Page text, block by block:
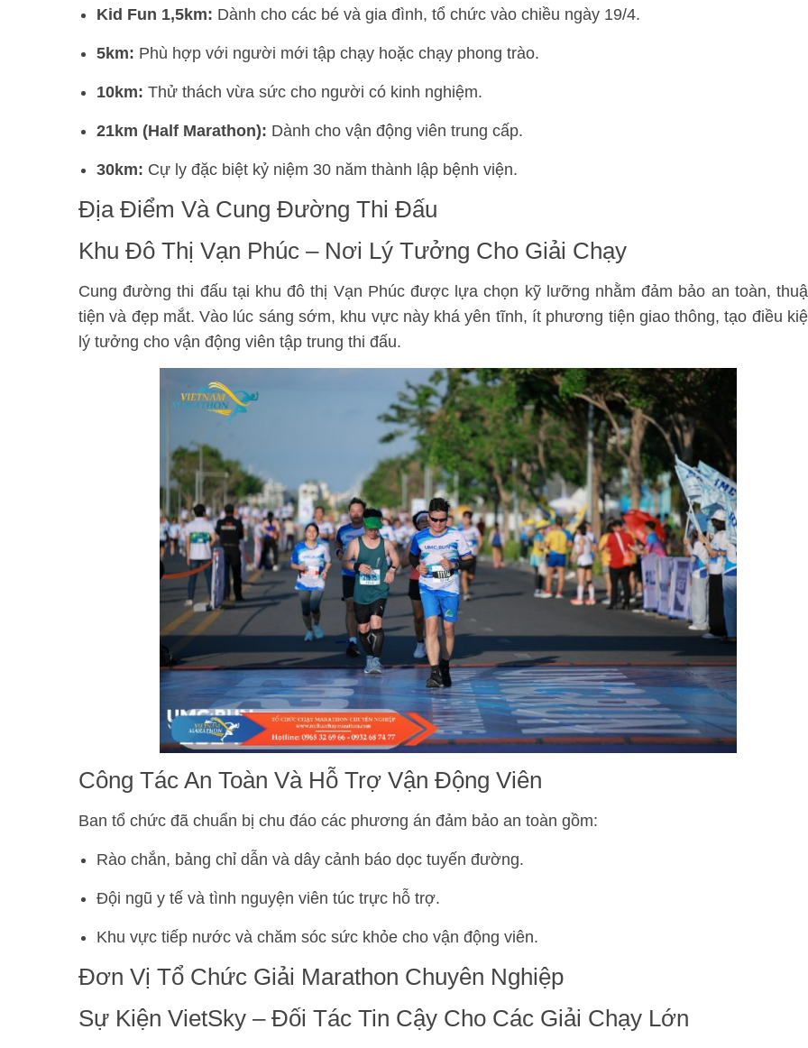
Kid Fun 1,5km: Dành cho các bé và gia đình, tổ chức vào chiều ngày 19/4.
5km: Phù hợp với người mới tập chạy hoặc chạy phong trào.
10km: Thử thách vừa sức cho người có kinh nghiệm.
21km (Half Marathon): Dành cho vận động viên trung cấp.
30km: Cự ly đặc biệt kỷ niệm 30 năm thành lập bệnh viện.
Địa Điểm Và Cung Đường Thi Đấu
Khu Đô Thị Vạn Phúc – Nơi Lý Tưởng Cho Giải Chạy
Cung đường thi đấu tại khu đô thị Vạn Phúc được lựa chọn kỹ lưỡng nhằm đảm bảo an toàn,
tiện và đẹp mắt. Vào lúc sáng sớm, khu vực này khá yên tĩnh, ít phương tiện giao thông, tạo điều
lý tưởng cho vận động viên tập trung thi đấu.
Công Tác An Toàn Và Hỗ Trợ Vận Động Viên
Ban tổ chức đã chuẩn bị chu đáo các phương án đảm bảo an toàn gồm:
Rào chắn, bảng chỉ dẫn và dây cảnh báo dọc tuyến đường.
Đội ngũ y tế và tình nguyện viên túc trực hỗ trợ.
Khu vực tiếp nước và chăm sóc sức khỏe cho vận động viên.
Đơn Vị Tổ Chức Giải Marathon Chuyên Nghiệp
Sự Kiện VietSky – Đối Tác Tin Cậy Cho Các Giải Chạy Lớn